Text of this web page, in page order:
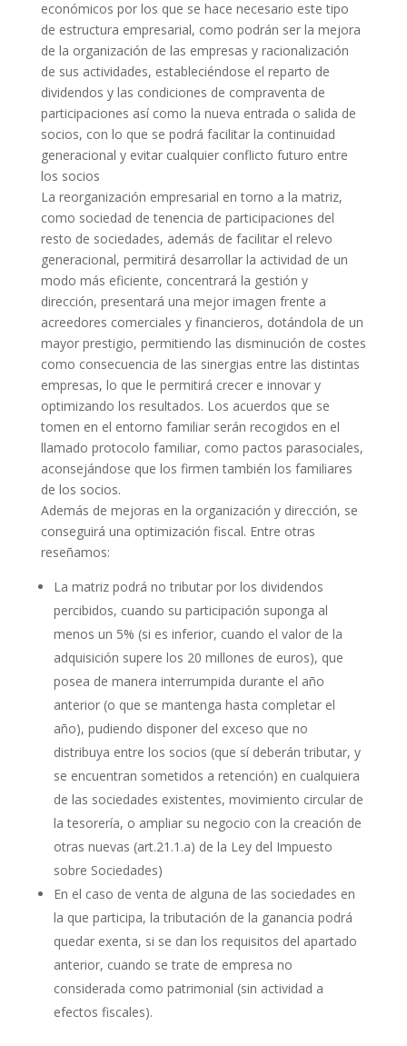
económicos por los que se hace necesario este tipo
de estructura empresarial, como podrán ser la mejora
de la organización de las empresas y racionalización
de sus actividades, estableciéndose el reparto de
dividendos y las condiciones de compraventa de
participaciones así como la nueva entrada o salida de
socios, con lo que se podrá facilitar la continuidad
generacional y evitar cualquier conflicto futuro entre
los socios
La reorganización empresarial en torno a la matriz,
como sociedad de tenencia de participaciones del
resto de sociedades, además de facilitar el relevo
generacional, permitirá desarrollar la actividad de un
modo más eficiente, concentrará la gestión y
dirección, presentará una mejor imagen frente a
acreedores comerciales y financieros, dotándola de un
mayor prestigio, permitiendo las disminución de costes
como consecuencia de las sinergias entre las distintas
empresas, lo que le permitirá crecer e innovar y
optimizando los resultados. Los acuerdos que se
tomen en el entorno familiar serán recogidos en el
llamado protocolo familiar, como pactos parasociales,
aconsejándose que los firmen también los familiares
de los socios.
Además de mejoras en la organización y dirección, se
conseguirá una optimización fiscal. Entre otras
reseñamos:
La matriz podrá no tributar por los dividendos
percibidos, cuando su participación suponga al
menos un 5% (si es inferior, cuando el valor de la
adquisición supere los 20 millones de euros), que
posea de manera interrumpida durante el año
anterior (o que se mantenga hasta completar el
año), pudiendo disponer del exceso que no
distribuya entre los socios (que sí deberán tributar, y
se encuentran sometidos a retención) en cualquiera
de las sociedades existentes, movimiento circular de
la tesorería, o ampliar su negocio con la creación de
otras nuevas (art.21.1.a) de la Ley del Impuesto
sobre Sociedades)
En el caso de venta de alguna de las sociedades en
la que participa, la tributación de la ganancia podrá
quedar exenta, si se dan los requisitos del apartado
anterior, cuando se trate de empresa no
considerada como patrimonial (sin actividad a
efectos fiscales).